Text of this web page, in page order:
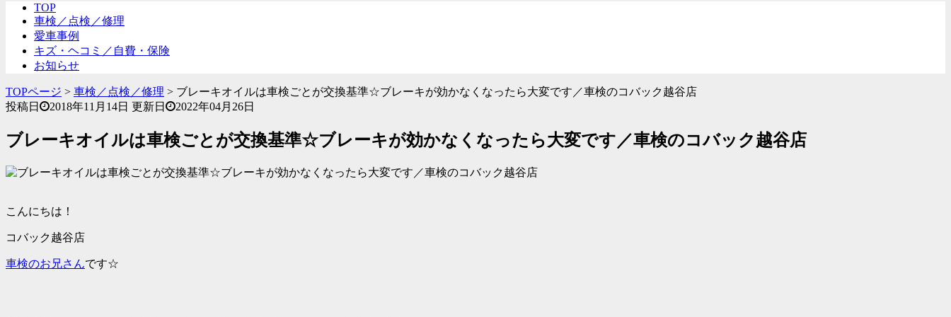
TOP
車検／点検／修理
愛車事例
キズ・ヘコミ／自費・保険
お知らせ
TOPページ > 車検／点検／修理 > ブレーキオイルは車検ごとが交換基準☆ブレーキが効かなくなったら大変です／車検のコバック越谷店
投稿日
2018年11月14日 更新日 2022年04月26日
ブレーキオイルは車検ごとが交換基準☆ブレーキが効かなくなったら大変です／車検のコバック越谷店
こんにちは！
コバック越谷店
車検のお兄さんです☆